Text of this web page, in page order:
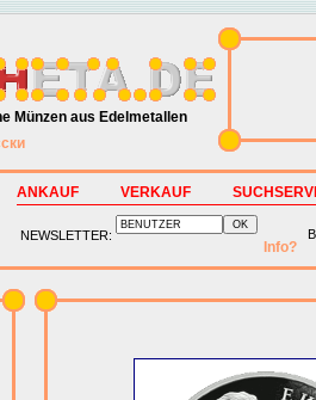
Münzen aus Edelmetallen
ANKAUF VERKAUF
NEWSLETTER:
Info?